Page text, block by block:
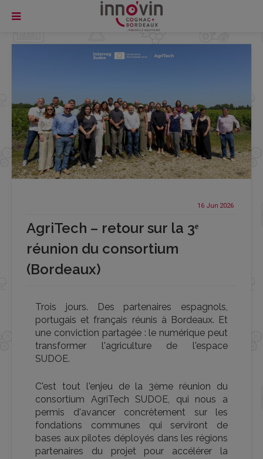
16 Jun 2026
AgriTech – retour sur la 3ᵉ
réunion du consortium
(Bordeaux)
Trois jours. Des partenaires espagnols,
portugais et français réunis à Bordeaux. Et
une conviction partagée : le numérique peut
transformer l'agriculture de l'espace
SUDOE.
C'est tout l'enjeu de la 3ème réunion du
consortium AgriTech SUDOE, qui nous a
permis d'avancer concrètement sur les
fondations communes qui serviront de
bases aux pilotes déployés dans les régions
partenaires du projet pour accélérer la